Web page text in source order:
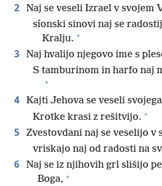
2 Naj se veseli Izrael v svojem
síonski sinovi naj se
Kralju. +
3 Naj hvalijo njegovo ime s
S tamburinom in harfo naj
+
4 Kajti Jehova se veseli
Krotke krasi z rešitvijo. +
5
Zvestovdani naj se veselijo v
vriskajo naj od radosti na
6
Naj se iz njihovih grl slišijo
Boga, +